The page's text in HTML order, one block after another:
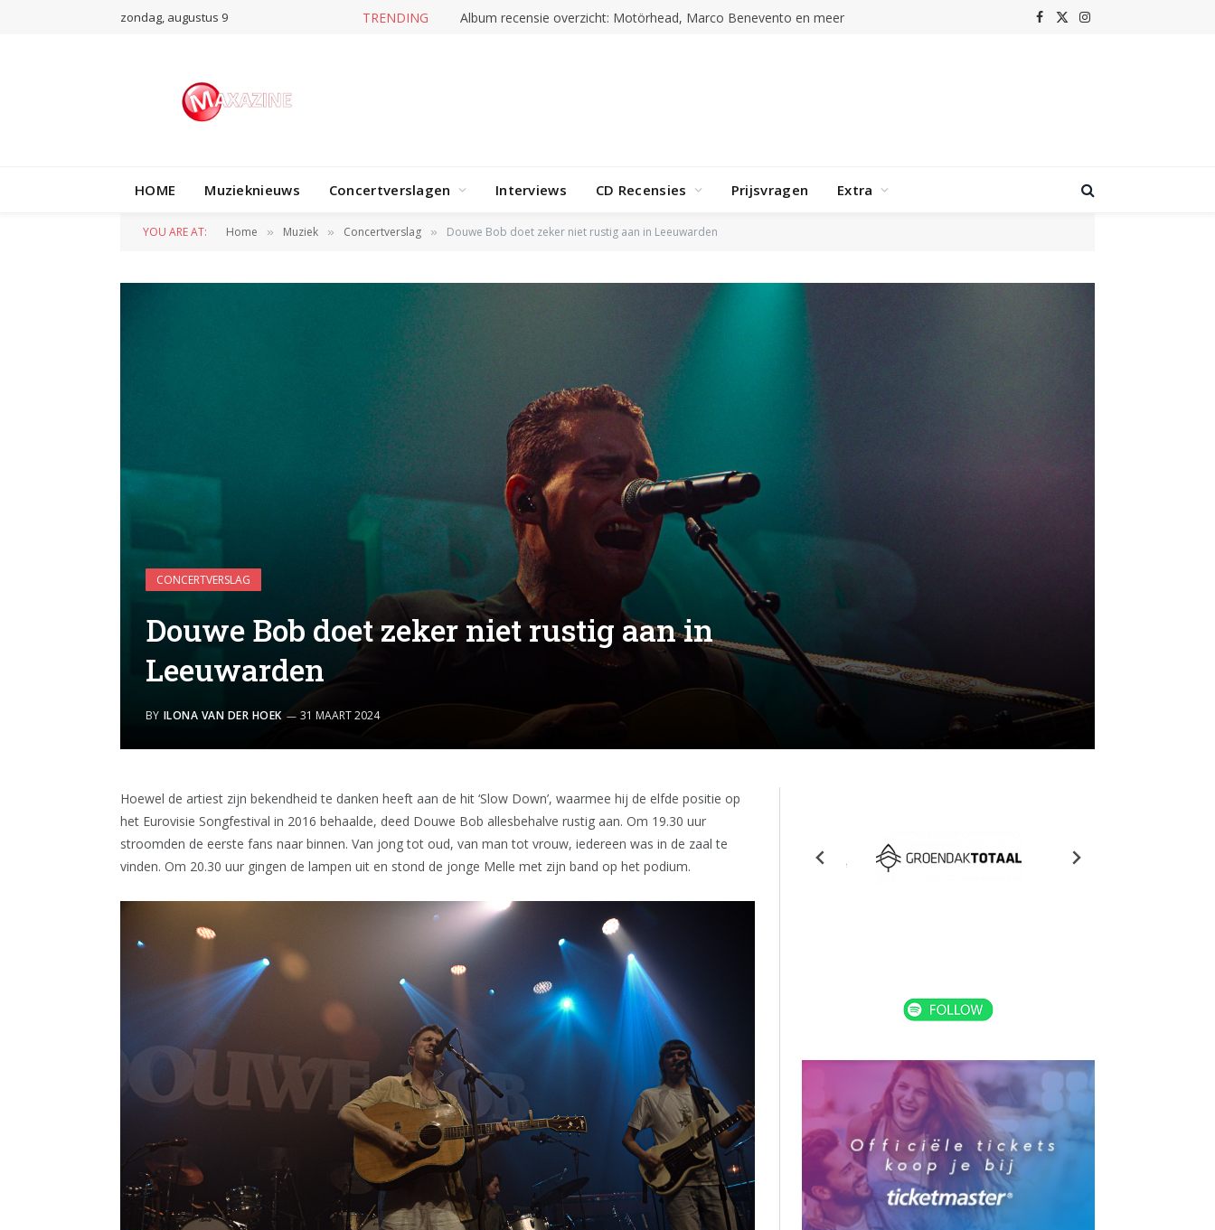
zondag, augustus 9 TRENDING Album recensie overzicht: Doro, Marc Amacher en meer Facebook
X
Instagram
HOME Muzieknieuws Concertverslagen Interviews CD Recensies Prijsvragen Extra
YOU ARE AT: Home » Muziek » Concertverslag » Douwe Bob doet zeker niet rustig aan in Leeuwarden
CONCERTVERSLAG
Douwe Bob doet zeker niet rustig aan in
Leeuwarden
BY ILONA VAN DER HOEK 31 MAART 2024
Hoewel de artiest zijn bekendheid te danken heeft aan de hit ‘Slow Down’, waarmee hij de elfde positie op
het Eurovisie Songfestival in 2016 behaalde, deed Douwe Bob allesbehalve rustig aan. Om 19.30 uur
stroomden de eerste fans naar binnen. Van jong tot oud, van man tot vrouw, iedereen was in de zaal te
vinden. Om 20.30 uur gingen de lampen uit en stond de jonge Melle met zijn band op het podium.